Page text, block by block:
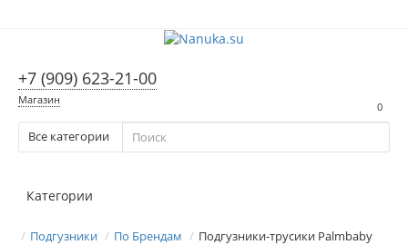
+7 (909) 623-21-00
Магазин
0
Все категории
Категории
Подгузники По Брендам Подгузники-трусики Palmbaby